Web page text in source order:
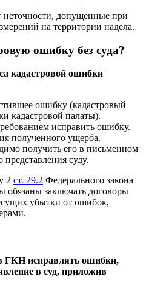
неточности, допущенные при
на территории надела.
ошибку без суда?
кадастровой ошибки
ошибку (кадастровый
кадастровой палаты).
исправить ошибку.
полученного ущерба.
получить его в письменном
суду.
2 ст. 29.2 Федерального закона
заключать договоры
убытки от ошибок,
ГКН исправлять ошибки,
в суд, приложив